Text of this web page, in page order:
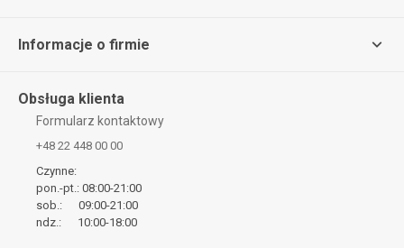
Informacje o firmie
Obsługa klienta
Formularz kontaktowy
+48 22 448 00 00
Czynne:
pon.-pt.: 08:00-21:00
sob.: 09:00-21:00
ndz.: 10:00-18:00